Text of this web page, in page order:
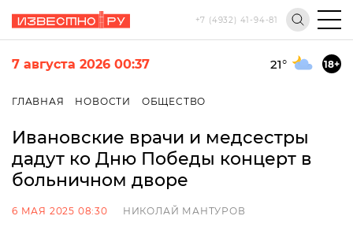
+7 (4932) 41-94-81
7 августа 2026 00:37 21° 18+
ГЛАВНАЯ НОВОСТИ ОБЩЕСТВО
Ивановские врачи и медсестры
дадут ко Дню Победы концерт в
больничном дворе
6 МАЯ 2025 08:30 НИКОЛАЙ МАНТУРОВ